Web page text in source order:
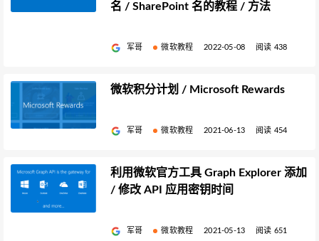
名 / SharePoint 名的教程 / 方法
军哥 微软教程 2022-05-08 阅读 438
微软积分计划 / Microsoft Rewards
军哥 微软教程 2021-06-13 阅读 454
利用微软官方工具 Graph Explorer 添加
/ 修改 API 应用密钥时间
军哥 微软教程 2021-05-13 阅读 651